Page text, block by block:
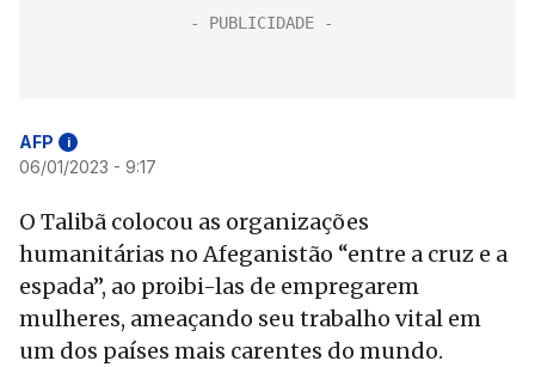
AFP i
06/01/2023 - 9:17
O Talibã colocou as organizações
humanitárias no Afeganistão “entre a cruz e a
espada”, ao proibi-las de empregarem
mulheres, ameaçando seu trabalho vital em
um dos países mais carentes do mundo.